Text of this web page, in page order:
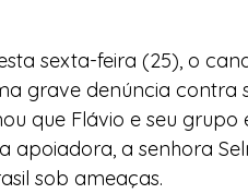
Familiar Defesa
sexta-feira (25), o
grave denúncia contra
que Flávio e seu
apoiadora, a senhora
sob ameaças.